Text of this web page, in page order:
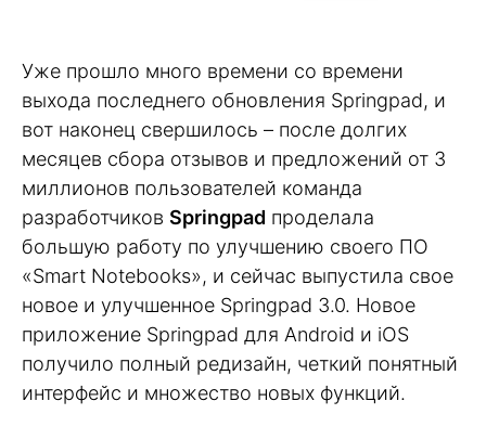
Уже прошло много времени со времени
выхода последнего обновления Springpad, и
вот наконец свершилось – после долгих
месяцев сбора отзывов и предложений от 3
миллионов пользователей команда
разработчиков Springpad проделала
большую работу по улучшению своего ПО
«Smart Notebooks», и сейчас выпустила свое
новое и улучшенное Springpad 3.0. Новое
приложение Springpad для Android и iOS
получило полный редизайн, четкий понятный
интерфейс и множество новых функций.